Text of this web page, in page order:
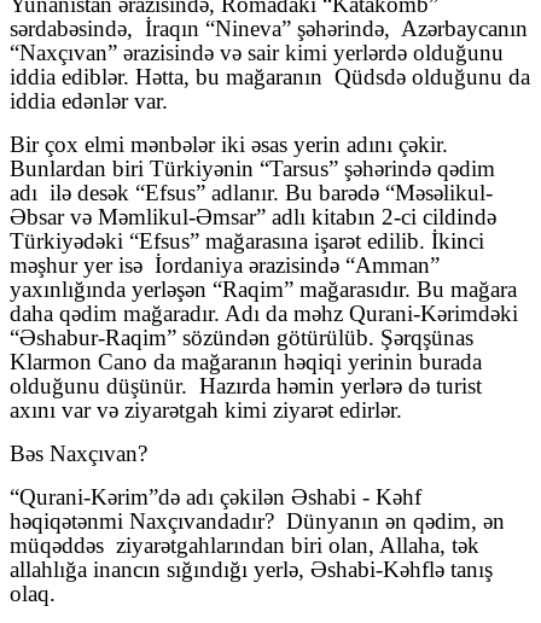
sərdabəsində, İraqın “Nineva” şəhərində, Azərbaycanın
“Naxçıvan” ərazisində və sair kimi yerlərdə olduğunu
iddia ediblər. Hətta, bu mağaranın Qüdsdə olduğunu da
iddia edənlər var.
Bir çox elmi mənbələr iki əsas yerin adını çəkir.
Bunlardan biri Türkiyənin “Tarsus” şəhərində qədim
adı ilə desək “Efsus” adlanır. Bu barədə “Məsəlikul-
Əbsar və Məmlikul-Əmsar” adlı kitabın 2-ci cildində
Türkiyədəki “Efsus” mağarasına işarət edilib. İkinci
məşhur yer isə İordaniya ərazisində “Amman”
yaxınlığında yerləşən “Raqim” mağarasıdır. Bu mağara
daha qədim mağaradır. Adı da məhz Qurani-Kərimdəki
“Əshabur-Raqim” sözündən götürülüb. Şərqşünas
Klarmon Cano da mağaranın həqiqi yerinin burada
olduğunu düşünür. Hazırda həmin yerlərə də turist
axını var və ziyarətgah kimi ziyarət edirlər.
Bəs Naxçıvan?
“Qurani-Kərim”də adı çəkilən Əshabi - Kəhf
həqiqətənmi Naxçıvandadır? Dünyanın ən qədim, ən
müqəddəs ziyarətgahlarından biri olan, Allaha, tək
allahlığa inancın sığındığı yerlə, Əshabi-Kəhflə tanış
olaq.